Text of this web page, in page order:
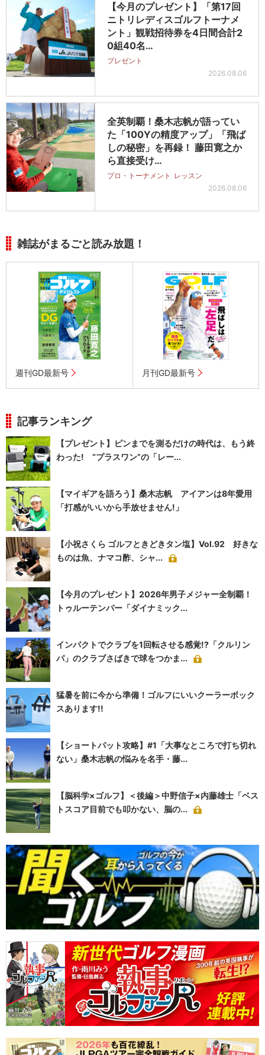
【今月のプレゼント】「第17回
ニトリレディスゴルフトーナメ
ント」観戦招待券を4日間合計2
0組40名…
プレゼント
2026.08.06
全英制覇！桑木志帆が語ってい
た「100Yの精度アップ」「飛ば
しの秘密」を再録！ 藤田寛之か
ら直接受け…
プロ・トーナメント レッスン
2026.08.06
雑誌がまるごと読み放題！
週刊GD最新号 月刊GD最新号
記事ランキング
【プレゼント】ピンまでを測るだけの時代は、もう終
わった! “プラスワン”の「レー...
【マイギアを語ろう】桑木志帆 アイアンは8年愛用
「打感がいいから手放せません!」
【小祝さくら ゴルフときどきタン塩】Vol.92 好きな
ものは魚、ナマコ酢、シャ...
【今月のプレゼント】2026年男子メジャー全制覇！
トゥルーテンパー「ダイナミック...
インパクトでクラブを1回転させる感覚!?「クルリン
パ」のクラブさばきで球をつかま...
猛暑を前に今から準備！ゴルフにいいクーラーボック
スあります!!
【ショートパット攻略】#1「大事なところで打ち切れ
ない」桑木志帆の悩みを名手・藤...
【脳科学×ゴルフ】＜後編＞中野信子×内藤雄士「ベス
トスコア目前でも叩かない、脳の...